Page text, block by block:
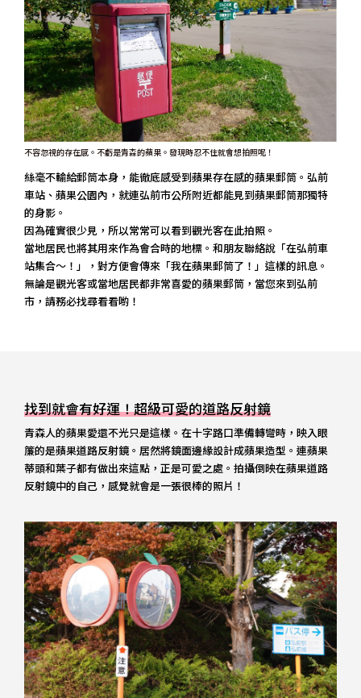
不容忽視的存在感。不虧是青森的蘋果。發現時忍不住就會想拍照呢！
絲毫不輸給郵筒本身，能徹底感受到蘋果存在感的蘋果郵筒。弘前
車站、蘋果公園內，就連弘前市公所附近都能見到蘋果郵筒那獨特
的身影。
因為確實很少見，所以常常可以看到觀光客在此拍照。
當地居民也將其用來作為會合時的地標。和朋友聯絡說「在弘前車
站集合～！」，對方便會傳來「我在蘋果郵筒了！」這樣的訊息。
無論是觀光客或當地居民都非常喜愛的蘋果郵筒，當您來到弘前
市，請務必找尋看看喲！
找到就會有好運！超級可愛的道路反射鏡
青森人的蘋果愛還不光只是這樣。在十字路口準備轉彎時，映入眼
簾的是蘋果道路反射鏡。居然將鏡面邊緣設計成蘋果造型。連蘋果
蒂頭和葉子都有做出來這點，正是可愛之處。拍攝倒映在蘋果道路
反射鏡中的自己，感覺就會是一張很棒的照片！